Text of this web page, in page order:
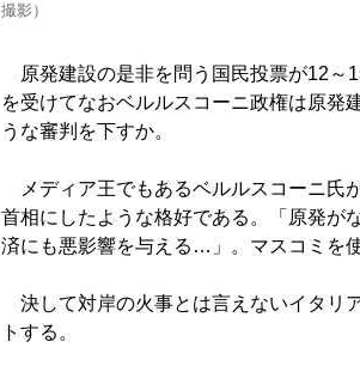
撮影）
原発建設の是非を問う国民投票が12～
を受けてなおベルルスコーニ政権は原発
うな審判を下すか。
メディア王でもあるベルルスコーニ氏
首相にしたような格好である。「原発が
済にも悪影響を与える…」。マスコミを
決して対岸の火事とは言えないイタリ
トする。